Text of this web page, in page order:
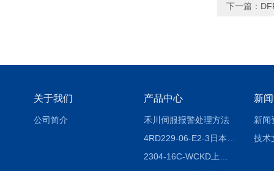
下一篇：
关于我们
公司简介
产品中心
禾川伺服报警处理方法
新
新闻
技术